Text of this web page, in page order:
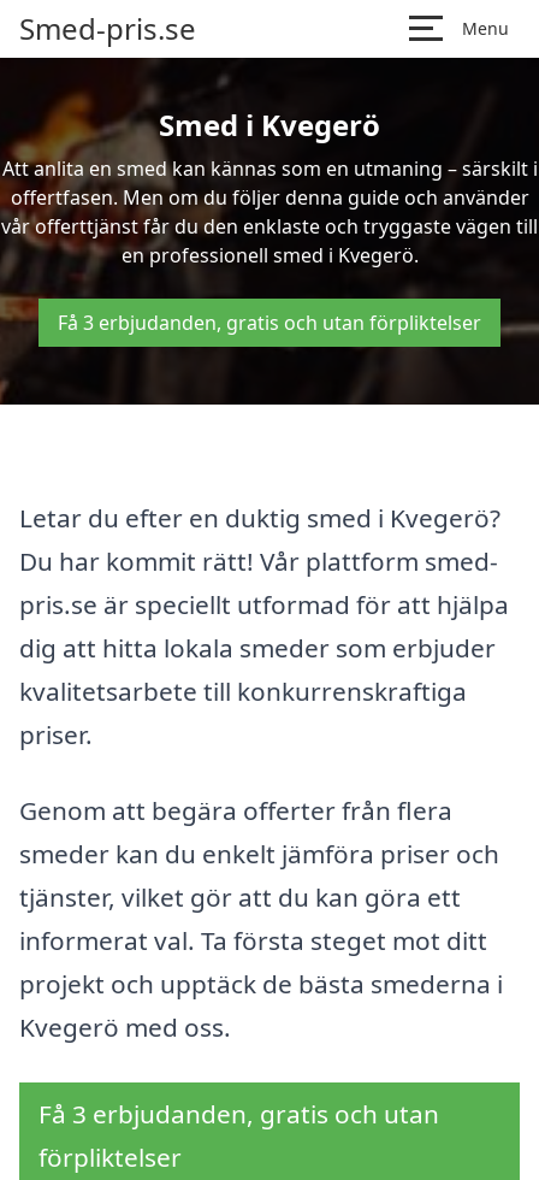
Smed-pris.se Menu
Smed i Kvegerö
Att anlita en smed kan kännas som en utmaning – särskilt i
offertfasen. Men om du följer denna guide och använder
vår offerttjänst får du den enklaste och tryggaste vägen till
en professionell smed i Kvegerö.
Få 3 erbjudanden, gratis och utan förpliktelser
Letar du efter en duktig smed i Kvegerö?
Du har kommit rätt! Vår plattform smed-
pris.se är speciellt utformad för att hjälpa
dig att hitta lokala smeder som erbjuder
kvalitetsarbete till konkurrenskraftiga
priser.
Genom att begära offerter från flera
smeder kan du enkelt jämföra priser och
tjänster, vilket gör att du kan göra ett
informerat val. Ta första steget mot ditt
projekt och upptäck de bästa smederna i
Kvegerö med oss.
Få 3 erbjudanden, gratis och utan
förpliktelser